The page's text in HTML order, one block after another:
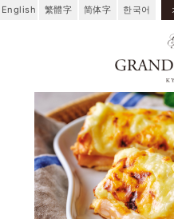
English 繁體字 简体字 한국어